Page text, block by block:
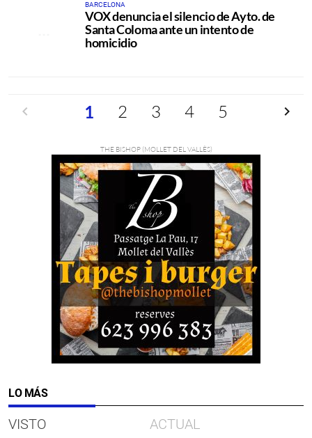
BARCELONA
VOX denuncia el silencio de Ayto. de
Santa Coloma ante un intento de
homicidio
1 2 3 4 5
LO MÁS
VISTO ACTUAL